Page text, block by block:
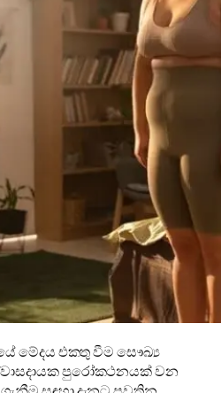
මේදය එකතු වීම සෞඛ්‍ය
පුරෝකථනයක් වන